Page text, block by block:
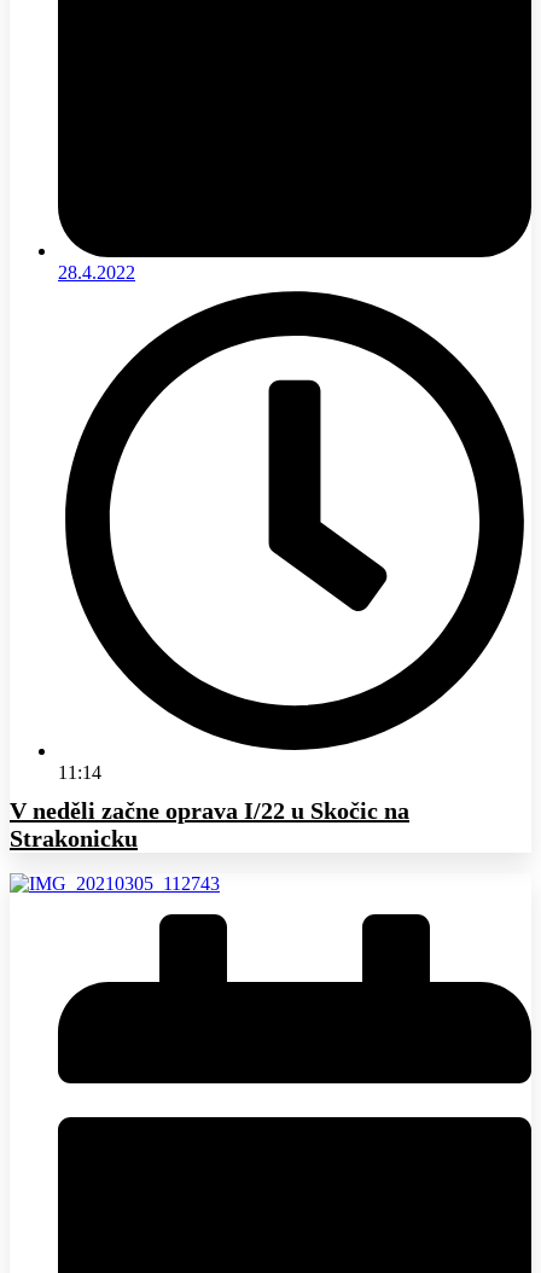
28.4.2022
11:14
V neděli začne oprava I/22 u Skočic na
Strakonicku